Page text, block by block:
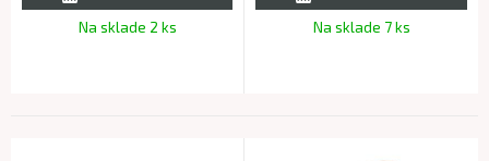
Na sklade 2 ks Na sklade 7 ks